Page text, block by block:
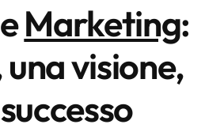
Marketing:
visione,